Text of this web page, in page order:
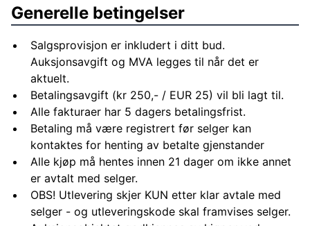
Generelle betingelser
Salgsprovisjon er inkludert i ditt bud.
Auksjonsavgift og MVA legges til når det er
aktuelt.
Betalingsavgift (kr 250,- / EUR 25) vil bli lagt til.
Alle fakturaer har 5 dagers betalingsfrist.
Betaling må være registrert før selger kan
kontaktes for henting av betalte gjenstander
Alle kjøp må hentes innen 21 dager om ikke annet
er avtalt med selger.
OBS! Utlevering skjer KUN etter klar avtale med
selger - og utleveringskode skal framvises selger.